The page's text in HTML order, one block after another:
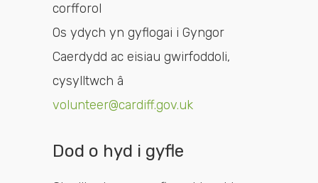
corfforol
Os ydych yn gyflogai i Gyngor
Caerdydd ac eisiau gwirfoddoli,
cysylltwch â
volunteer@cardiff.gov.uk
Dod o hyd i gyfle